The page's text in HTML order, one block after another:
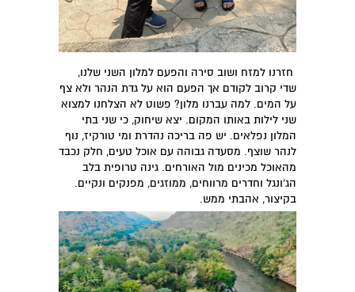
חזרנו למזח ושוב סירה והפעם למלון השני שלנו,
שדי קרוב לקודם אך הפעם הוא על גדת הנהר ולא צף
על המים. למה עברנו מלון? פשוט לא הצלחנו למצוא
שני לילות באותו המקום. יצא שיחוק, כי שני בתי
המלון נפלאים. יש פה בריכה נהדרת ומי טורקיז, נוף
לנהר שוצף. מסעדה גבוהה עם אוכל טעים, חלק נכבד
מהאוכל מכינים מול האורחים. גינה טרופית בלב
הג'ונגל וחדרים מרווחים, ממוזגים, מפנקים ונקיים.
בקיצור, אהבתי ממש.